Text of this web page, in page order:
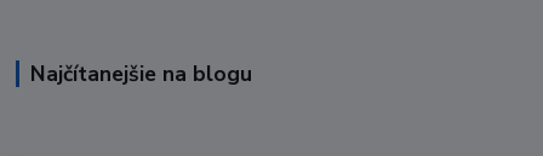
Najčítanejšie na blogu